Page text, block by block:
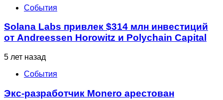
События
Solana Labs привлек $314 млн инвестиций
от Andreessen Horowitz и Polychain Capital
5 лет назад
События
Экс-разработчик Monero арестован